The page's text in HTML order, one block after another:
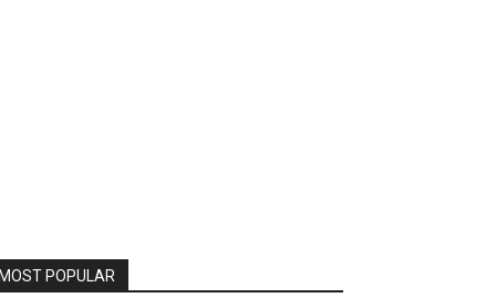
MOST POPULAR